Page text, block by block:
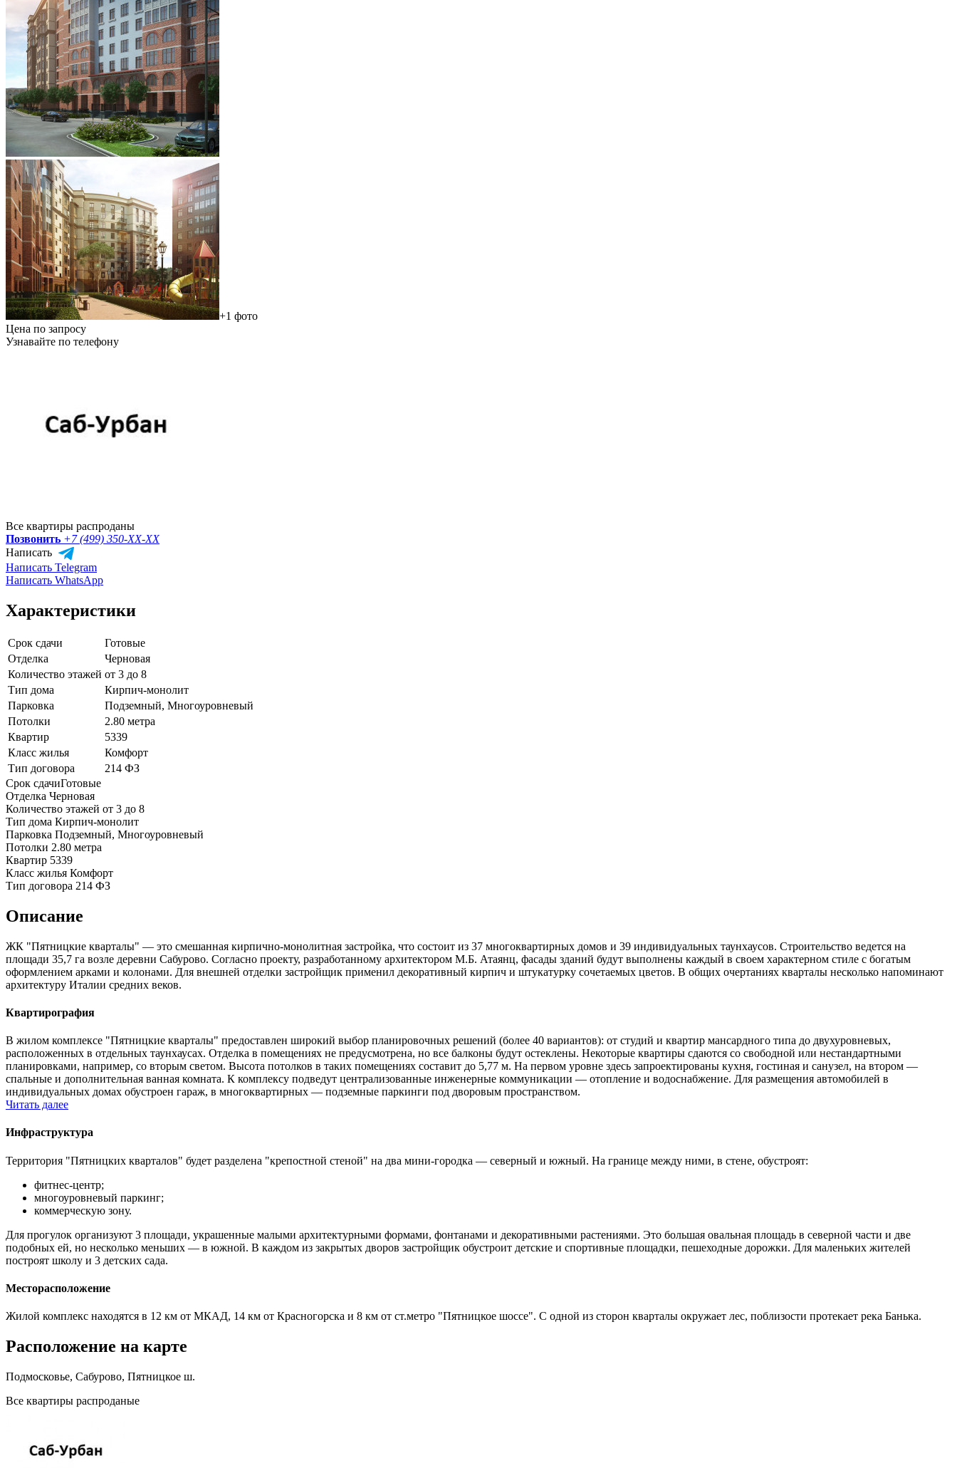
+1 фото
Цена по запросу
Узнавайте по телефону
Все квартиры распроданы
Позвонить +7 (499) 350-XX-XX
Написать
Написать Telegram
Написать WhatsApp
Характеристики
Срок сдачи
Готовые
Отделка
Черновая
Количество этажей от 3 до 8
Тип дома
Кирпич-монолит
Парковка
Подземный, Многоуровневый
Потолки
2.80 метра
Квартир
5339
Класс жилья
Комфорт
Тип договора
214 ФЗ
Срок сдачиГотовые
Отделка Черновая
Количество этажей от 3 до 8
Тип дома Кирпич-монолит
Парковка Подземный, Многоуровневый
Потолки 2.80 метра
Квартир 5339
Класс жилья Комфорт
Тип договора 214 ФЗ
Описание
ЖК "Пятницкие кварталы" — это смешанная кирпично-монолитная застройка, что состоит из 37 многоквартирных домов и 39 индивидуальных таунхаусов. Строительство ведется на
площади 35,7 га возле деревни Сабурово. Согласно проекту, разработанному архитектором М.Б. Атаянц, фасады зданий будут выполнены каждый в своем характерном стиле с богатым
оформлением арками и колонами. Для внешней отделки застройщик применил декоративный кирпич и штукатурку сочетаемых цветов. В общих очертаниях кварталы несколько напоминают
архитектуру Италии средних веков.
Квартирография
В жилом комплексе "Пятницкие кварталы" предоставлен широкий выбор планировочных решений (более 40 вариантов): от студий и квартир мансардного типа до двухуровневых,
расположенных в отдельных таунхаусах. Отделка в помещениях не предусмотрена, но все балконы будут остеклены. Некоторые квартиры сдаются со свободной или нестандартными
планировками, например, со вторым светом. Высота потолков в таких помещениях составит до 5,77 м. На первом уровне здесь запроектированы кухня, гостиная и санузел, на втором —
спальные и дополнительная ванная комната. К комплексу подведут централизованные инженерные коммуникации — отопление и водоснабжение. Для размещения автомобилей в
индивидуальных домах обустроен гараж, в многоквартирных — подземные паркинги под дворовым пространством.
Читать далее
Инфраструктура
Территория "Пятницких кварталов" будет разделена "крепостной стеной" на два мини-городка — северный и южный. На границе между ними, в стене, обустроят:
фитнес-центр;
многоуровневый паркинг;
коммерческую зону.
Для прогулок организуют 3 площади, украшенные малыми архитектурными формами, фонтанами и декоративными растениями. Это большая овальная площадь в северной части и две
подобных ей, но несколько меньших — в южной. В каждом из закрытых дворов застройщик обустроит детские и спортивные площадки, пешеходные дорожки. Для маленьких жителей
построят школу и 3 детских сада.
Месторасположение
Жилой комплекс находятся в 12 км от МКАД, 14 км от Красногорска и 8 км от ст.метро "Пятницкое шоссе". С одной из сторон кварталы окружает лес, поблизости протекает река Банька.
Расположение на карте
Подмосковье, Сабурово, Пятницкое ш.
Все квартиры распроданые